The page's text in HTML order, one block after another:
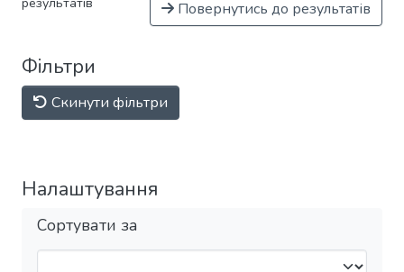
Повернутись до результатів
Фільтри
Скинути фільтри
Налаштування
Сортувати за